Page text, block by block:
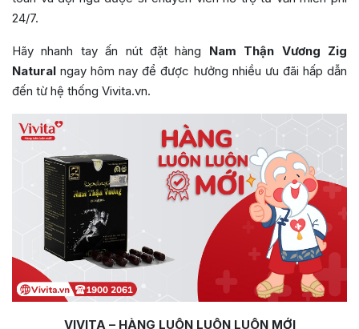
24/7.
Hãy nhanh tay ấn nút đặt hàng Nam Thận Vương Zig
Natural ngay hôm nay để được hưởng nhiều ưu đãi hấp dẫn
đến từ hệ thống Vivita.vn.
VIVITA – HÀNG LUÔN LUÔN LUÔN MỚI